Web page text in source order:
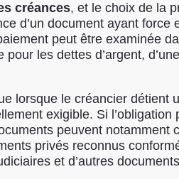
créances, et le choix de la
d’un document ayant
peut être examinée
les dettes d’argent,
lorsque le créancier détient
exigible. Si
peuvent notamment
privés reconnus
et d’autres